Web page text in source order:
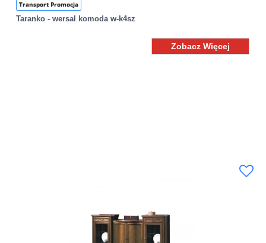
Transport Promocja
Taranko - wersal komoda w-k4sz
Zobacz Więcej